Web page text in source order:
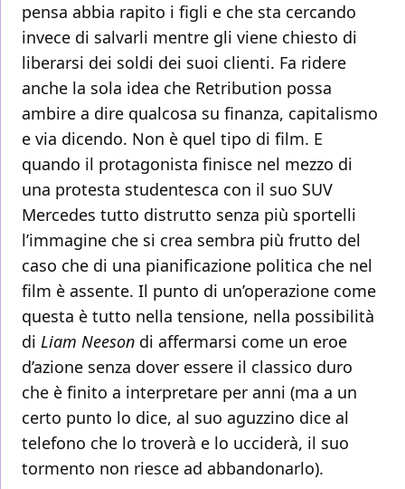
pensa abbia rapito i figli e che sta cercando
invece di salvarli mentre gli viene chiesto di
liberarsi dei soldi dei suoi clienti. Fa ridere
anche la sola idea che Retribution possa
ambire a dire qualcosa su finanza, capitalismo
e via dicendo. Non è quel tipo di film. E
quando il protagonista finisce nel mezzo di
una protesta studentesca con il suo SUV
Mercedes tutto distrutto senza più sportelli
l’immagine che si crea sembra più frutto del
caso che di una pianificazione politica che nel
film è assente. Il punto di un’operazione come
questa è tutto nella tensione, nella possibilità
di Liam Neeson di affermarsi come un eroe
d’azione senza dover essere il classico duro
che è finito a interpretare per anni (ma a un
certo punto lo dice, al suo aguzzino dice al
telefono che lo troverà e lo ucciderà, il suo
tormento non riesce ad abbandonarlo).